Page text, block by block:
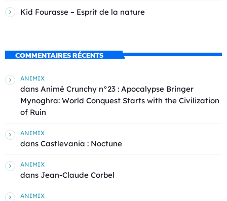
Kid Fourasse – Esprit de la nature
COMMENTAIRES RÉCENTS
ANIMIX
dans Animé Crunchy n°23 : Apocalypse Bringer
Mynoghra: World Conquest Starts with the Civilization
of Ruin
ANIMIX
dans Castlevania : Noctune
ANIMIX
dans Jean-Claude Corbel
ANIMIX